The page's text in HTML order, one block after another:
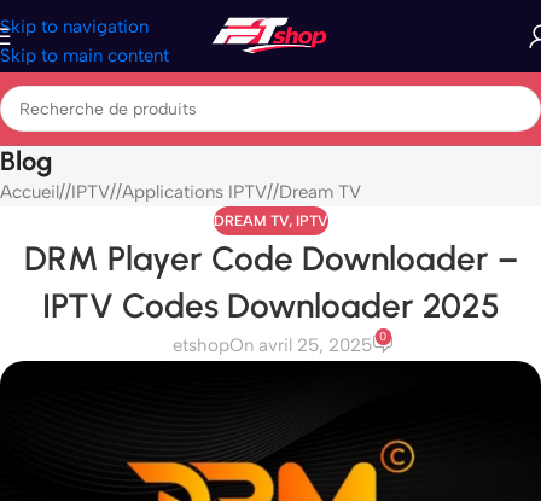
Skip to navigation
Skip to main content
Blog
Accueil/ IPTV/ Applications IPTV/ Dream TV
DREAM TV, IPTV
DRM Player Code Downloader –
IPTV Codes Downloader 2025
etshopOn avril 25, 2025 0